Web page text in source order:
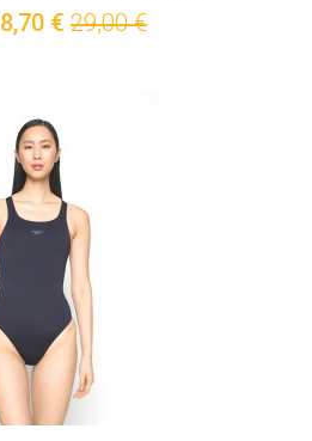
8,70 € 29,00 €